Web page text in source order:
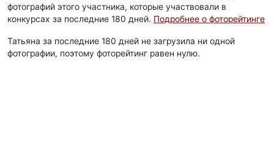
фотографий этого участника, которые участвовали в
конкурсах за последние 180 дней. Подробнее о фоторейтинге
Татьяна за последние 180 дней не загрузила ни одной
фотографии, поэтому фоторейтинг равен нулю.